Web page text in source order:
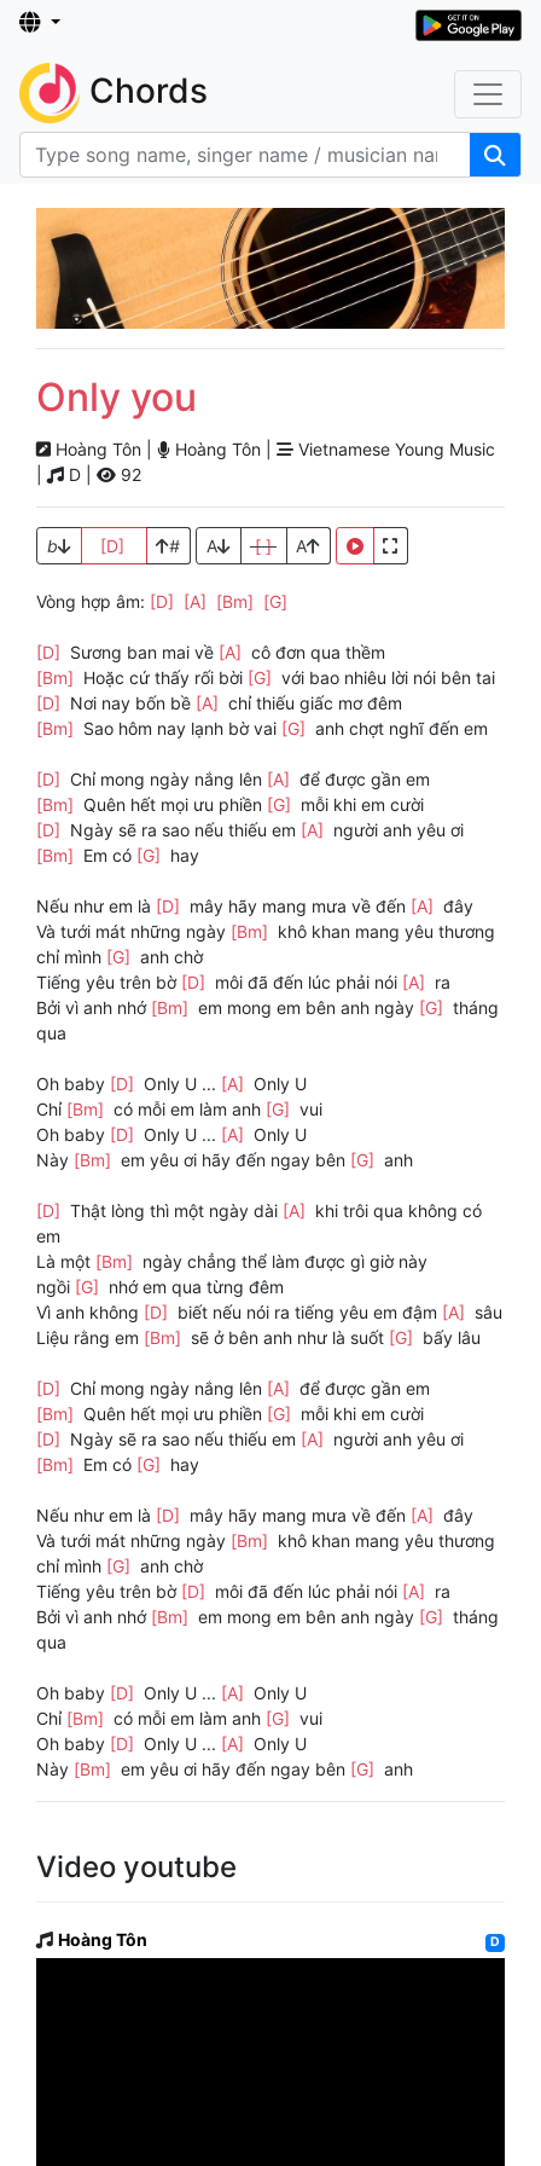
Chords
Only you
Hoàng Tôn | Hoàng Tôn |
Vietnamese Young Music
D | 92
b [D] # A [ ] A
Vòng hợp âm: [D] [A] [Bm] [G]
[D] Sương ban mai về [A] cô đơn qua thềm
[Bm] Hoặc cứ thấy rối bời [G] với bao nhiêu lời nói bên tai
[D] Nơi nay bốn bề [A] chỉ thiếu giấc mơ đêm
[Bm] Sao hôm nay lạnh bờ vai [G] anh chợt nghĩ đến em
[D] Chỉ mong ngày nắng lên [A] để được gần em
[Bm] Quên hết mọi ưu phiền [G] mỗi khi em cười
[D] Ngày sẽ ra sao nếu thiếu em [A] người anh yêu ơi
[Bm] Em có [G] hay
Nếu như em là [D] mây hãy mang mưa về đến [A] đây
Và tưới mát những ngày [Bm] khô khan mang yêu thương
chỉ mình [G] anh chờ
Tiếng yêu trên bờ [D] môi đã đến lúc phải nói [A] ra
Bởi vì anh nhớ [Bm] em mong em bên anh ngày [G] tháng
qua
Oh baby [D] Only U ... [A] Only U
Chỉ [Bm] có mỗi em làm anh [G] vui
Oh baby [D] Only U ... [A] Only U
Này [Bm] em yêu ơi hãy đến ngay bên [G] anh
[D] Thật lòng thì một ngày dài [A] khi trôi qua không có
em
Là một [Bm] ngày chẳng thể làm được gì giờ này
ngồi [G] nhớ em qua từng đêm
Vì anh không [D] biết nếu nói ra tiếng yêu em đậm [A] sâu
Liệu rằng em [Bm] sẽ ở bên anh như là suốt [G] bấy lâu
[D] Chỉ mong ngày nắng lên [A] để được gần em
[Bm] Quên hết mọi ưu phiền [G] mỗi khi em cười
[D] Ngày sẽ ra sao nếu thiếu em [A] người anh yêu ơi
[Bm] Em có [G] hay
Nếu như em là [D] mây hãy mang mưa về đến [A] đây
Và tưới mát những ngày [Bm] khô khan mang yêu thương
chỉ mình [G] anh chờ
Tiếng yêu trên bờ [D] môi đã đến lúc phải nói [A] ra
Bởi vì anh nhớ [Bm] em mong em bên anh ngày [G] tháng
qua
Oh baby [D] Only U ... [A] Only U
Chỉ [Bm] có mỗi em làm anh [G] vui
Oh baby [D] Only U ... [A] Only U
Này [Bm] em yêu ơi hãy đến ngay bên [G] anh
Video youtube
Hoàng Tôn D